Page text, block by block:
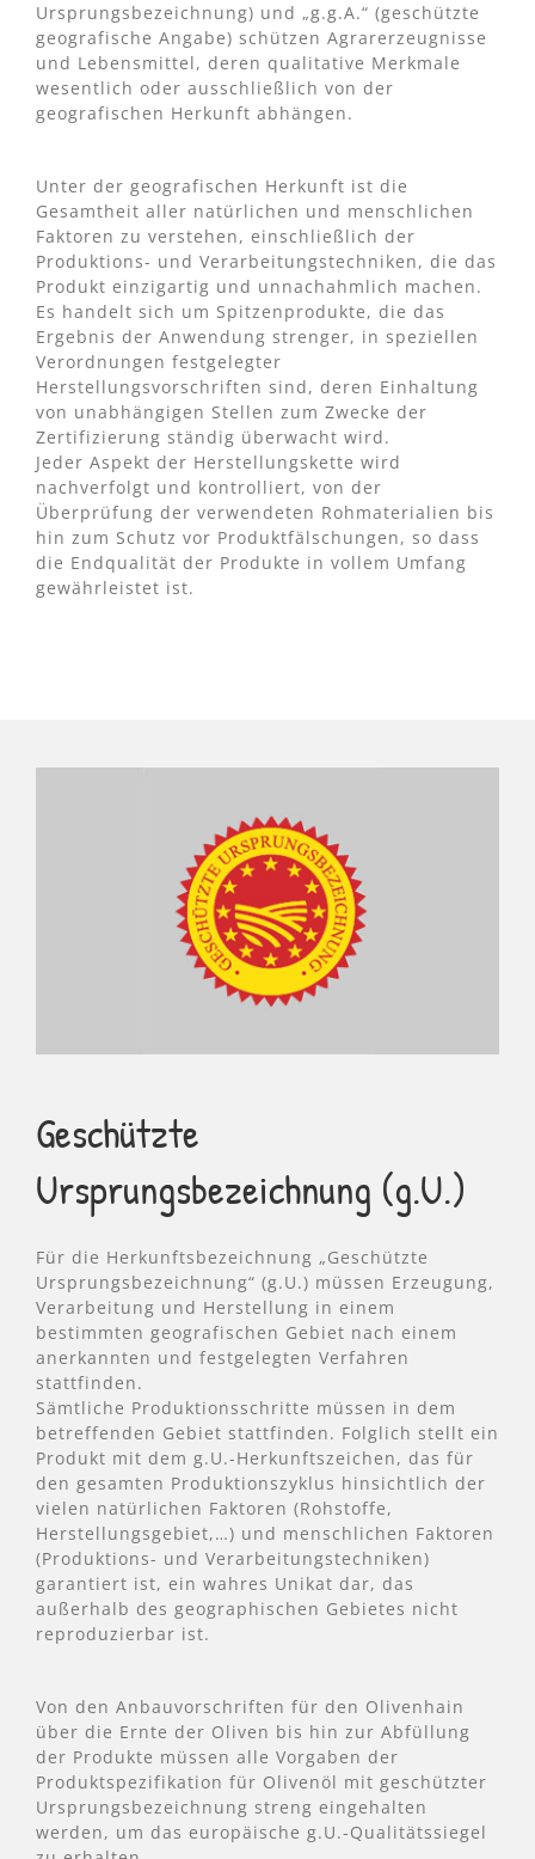
Ursprungsbezeichnung) und „g.g.A.“ (geschützte
geografische Angabe) schützen Agrarerzeugnisse
und Lebensmittel, deren qualitative Merkmale
wesentlich oder ausschließlich von der
geografischen Herkunft abhängen.
Unter der geografischen Herkunft ist die
Gesamtheit aller natürlichen und menschlichen
Faktoren zu verstehen, einschließlich der
Produktions- und Verarbeitungstechniken, die das
Produkt einzigartig und unnachahmlich machen.
Es handelt sich um Spitzenprodukte, die das
Ergebnis der Anwendung strenger, in speziellen
Verordnungen festgelegter
Herstellungsvorschriften sind, deren Einhaltung
von unabhängigen Stellen zum Zwecke der
Zertifizierung ständig überwacht wird.
Jeder Aspekt der Herstellungskette wird
nachverfolgt und kontrolliert, von der
Überprüfung der verwendeten Rohmaterialien bis
hin zum Schutz vor Produktfälschungen, so dass
die Endqualität der Produkte in vollem Umfang
gewährleistet ist.
Geschützte
Ursprungsbezeichnung (g.U.)
Für die Herkunftsbezeichnung „Geschützte
Ursprungsbezeichnung“ (g.U.) müssen Erzeugung,
Verarbeitung und Herstellung in einem
bestimmten geografischen Gebiet nach einem
anerkannten und festgelegten Verfahren
stattfinden.
Sämtliche Produktionsschritte müssen in dem
betreffenden Gebiet stattfinden. Folglich stellt ein
Produkt mit dem g.U.-Herkunftszeichen, das für
den gesamten Produktionszyklus hinsichtlich der
vielen natürlichen Faktoren (Rohstoffe,
Herstellungsgebiet,…) und menschlichen Faktoren
(Produktions- und Verarbeitungstechniken)
garantiert ist, ein wahres Unikat dar, das
außerhalb des geographischen Gebietes nicht
reproduzierbar ist.
Von den Anbauvorschriften für den Olivenhain
über die Ernte der Oliven bis hin zur Abfüllung
der Produkte müssen alle Vorgaben der
Produktspezifikation für Olivenöl mit geschützter
Ursprungsbezeichnung streng eingehalten
werden, um das europäische g.U.-Qualitätssiegel